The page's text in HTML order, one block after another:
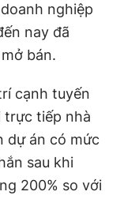
cáo
nghiệp
nay đã
bán.
cạnh tuyến
trực tiếp nhà
dự án có mức
sau khi
200% so với